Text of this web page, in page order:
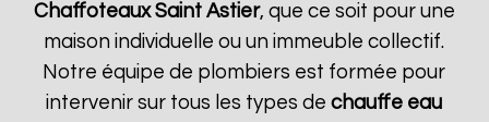
Chaffoteaux Saint Astier, que ce soit pour une
maison individuelle ou un immeuble collectif.
Notre équipe de plombiers est formée pour
intervenir sur tous les types dechauffe eau